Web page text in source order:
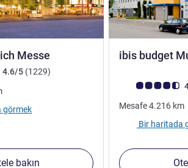
Messe
(ALL Puanlama)
4.6/5 (1229görüş
)
görmek
bakın
ibis budget
Avis müşterileri
Mesafe4.216 km
Bir haritada